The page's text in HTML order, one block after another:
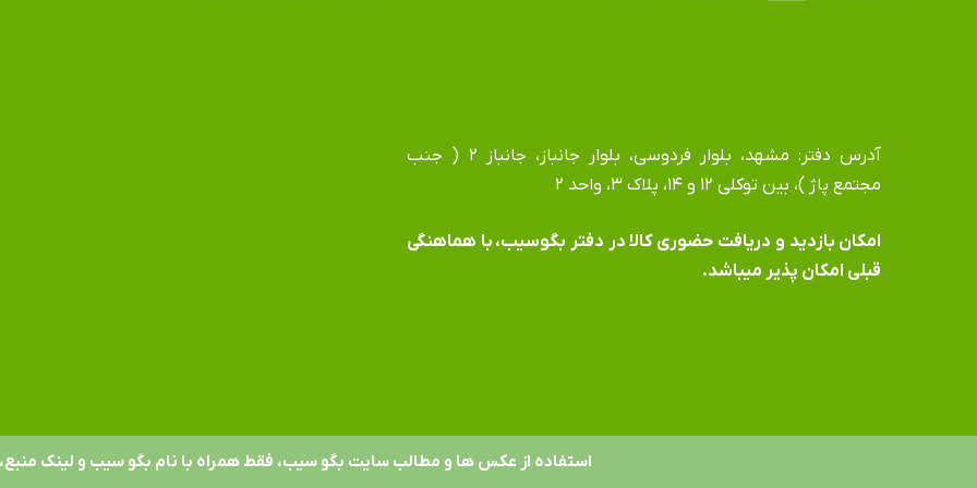
آدرس دفتر: مشهد، بلوار فردوسی، بلوار جانباز، جانباز ۲ ( جنب
مجتمع پاژ )، بین توکلی ۱۲ و ۱۴، پلاک ۳، واحد ۲
​​​​​​​امکان بازدید و دریافت حضوری کالا در دفتر بگوسیب، با هماهنگی
قبلی امکان پذیر میباشد.
استفاده از عکس ها و مطالب سایت بگو سیب، فقط همراه با نام بگو سیب و لینک منبع،